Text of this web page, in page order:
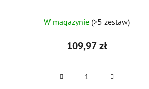
W magazynie (>5 zestaw)
109,97 zł